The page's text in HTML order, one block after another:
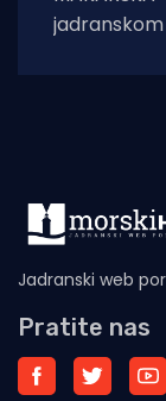
jadranskom
Jadranski web
Pratite nas